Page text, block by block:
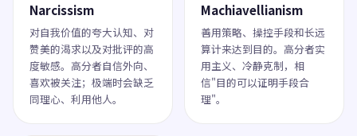
Narcissism
对自我价值的夸大认知、对
赞美的渴求以及对批评的高
度敏感。高分者自信外向、
喜欢被关注；极端时会缺乏
同理心、利用他人。
Machiavellianism
善用策略、操控手段和长远
算计来达到目的。高分者实
用主义、冷静克制，相
信"目的可以证明手段合
理"。